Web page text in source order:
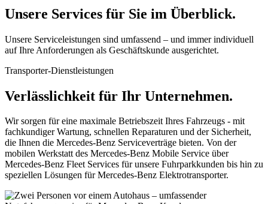
Unsere Services für Sie im Überblick.
Unsere Serviceleistungen sind umfassend – und immer individuell
auf Ihre Anforderungen als Geschäftskunde ausgerichtet.
Transporter-Dienstleistungen
Verlässlichkeit für Ihr Unternehmen.
Wir sorgen für eine maximale Betriebszeit Ihres Fahrzeugs - mit
fachkundiger Wartung, schnellen Reparaturen und der Sicherheit,
die Ihnen die Mercedes-Benz Serviceverträge bieten. Von der
mobilen Werkstatt des Mercedes-Benz Mobile Service über
Mercedes-Benz Fleet Services für unsere Fuhrparkkunden bis hin zu
speziellen Lösungen für Mercedes-Benz Elektrotransporter.